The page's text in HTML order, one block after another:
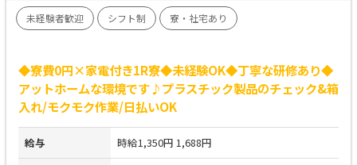
未経験者歓迎 シフト制 寮・社宅あり
◆寮費0円×家電付き1R寮◆未経験OK◆丁寧な研修あり◆
アットホームな環境です♪プラスチック製品のチェック&箱
入れ/モクモク作業/日払いOK
給与 時給1,350円 1,688円